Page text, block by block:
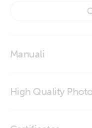
Manuali
High Quality